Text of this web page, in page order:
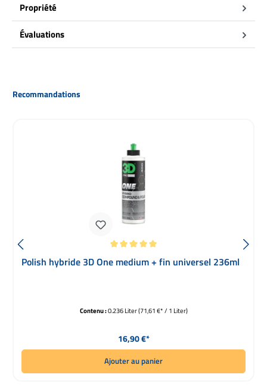
Propriété
Évaluations
Ignorer la galerie de produits
Recommandations
Polish hybride 3D One medium + fin universel 236ml
Contenu :0.236 Liter(71,61 €* / 1 Liter)
Prix régulier :
16,90 €*
Ajouter au panier